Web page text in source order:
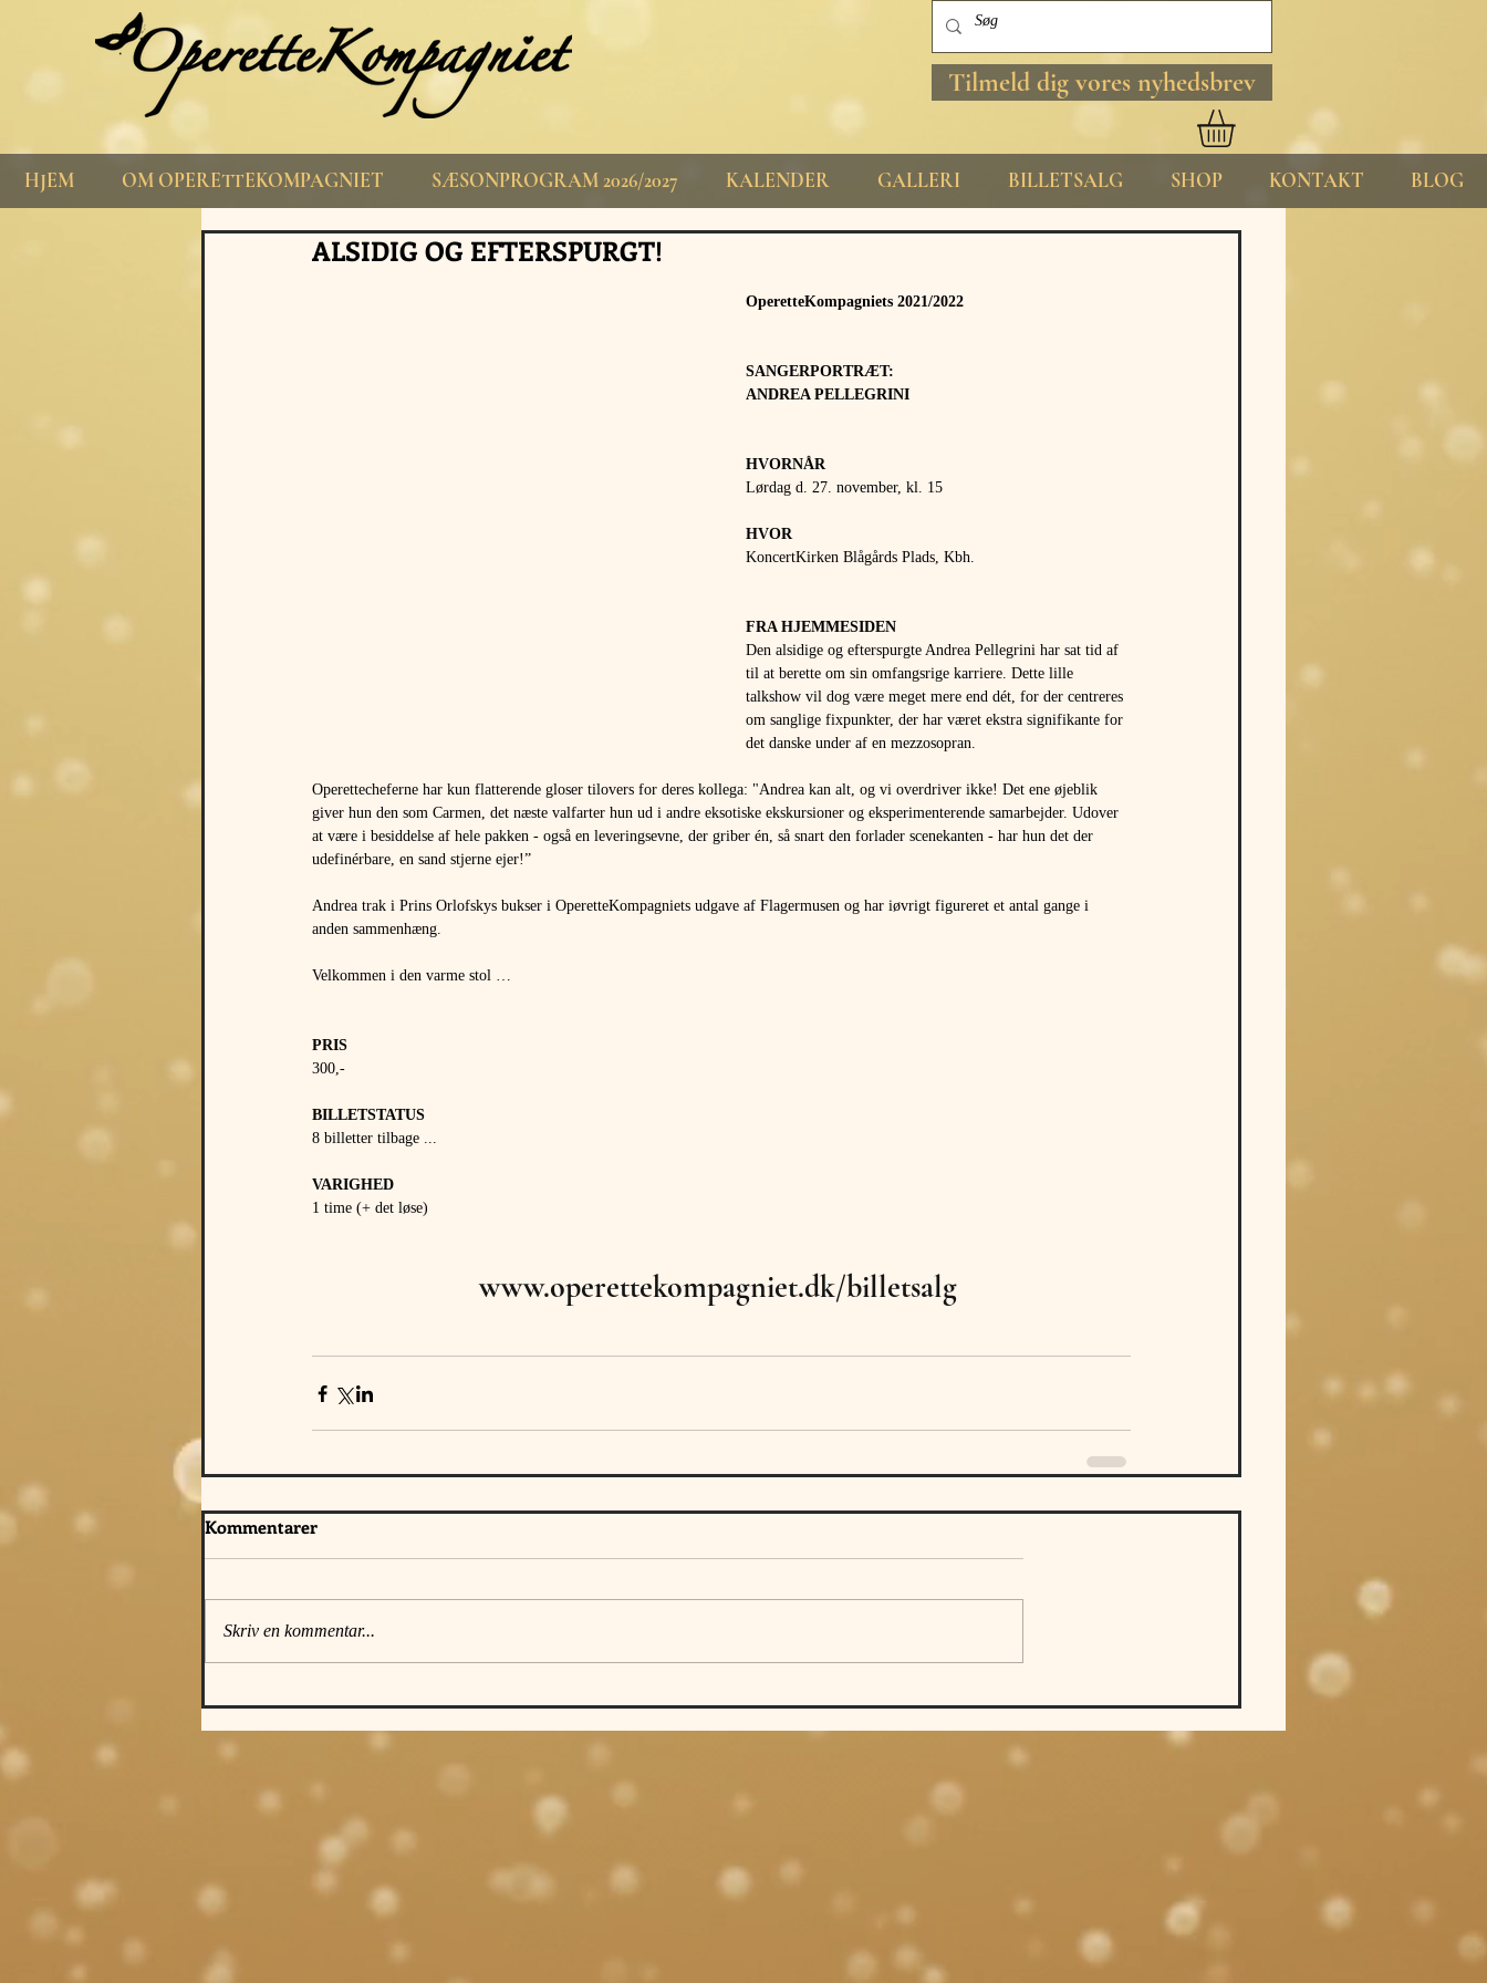
Tilmeld dig vores nyhedsbrev
HJEM OM OPERETTEKOMPAGNIET SÆSONPROGRAM 2026/2027 KALENDER GALLERI BILLETSALG SHOP KONTAKT BLOG
ALSIDIG OG EFTERSPURGT!
OperetteKompagniets 2021/2022
SANGERPORTRÆT:
ANDREA PELLEGRINI
HVORNÅR
Lørdag d. 27. november, kl. 15
HVOR
KoncertKirken Blågårds Plads, Kbh.
FRA HJEMMESIDEN
Den alsidige og efterspurgte Andrea Pellegrini har sat tid af
til at berette om sin omfangsrige karriere. Dette lille
talkshow vil dog være meget mere end dét, for der centreres
om sanglige fixpunkter, der har været ekstra signifikante for
det danske under af en mezzosopran.
Operettecheferne har kun flatterende gloser tilovers for deres kollega: "Andrea kan alt, og vi overdriver ikke! Det ene øjeblik
giver hun den som Carmen, det næste valfarter hun ud i andre eksotiske ekskursioner og eksperimenterende samarbejder. Udover
at være i besiddelse af hele pakken - også en leveringsevne, der griber én, så snart den forlader scenekanten - har hun det der
udefinérbare, en sand stjerne ejer!”
Andrea trak i Prins Orlofskys bukser i OperetteKompagniets udgave af Flagermusen og har iøvrigt figureret et antal gange i
anden sammenhæng.
Velkommen i den varme stol …
PRIS
300,-
BILLETSTATUS
8 billetter tilbage ...
VARIGHED
1 time (+ det løse)
www.operettekompagniet.dk/billetsalg
Kommentarer
Skriv en kommentar...